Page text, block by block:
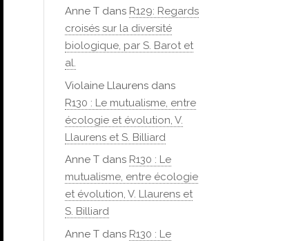
Anne T dans R129: Regards
croisés sur la diversité
biologique, par S. Barot et
al.
Violaine Llaurens dans
R130 : Le mutualisme, entre
écologie et évolution, V.
Llaurens et S. Billiard
Anne T dans R130 : Le
mutualisme, entre écologie
et évolution, V. Llaurens et
S. Billiard
Anne T dans R130 : Le